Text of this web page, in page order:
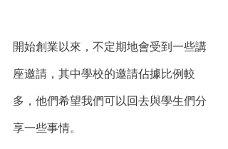
開始創業以來，不定期地會受到一些講
座邀請，其中學校的邀請佔據比例較
多，他們希望我們可以回去與學生們分
享一些事情。